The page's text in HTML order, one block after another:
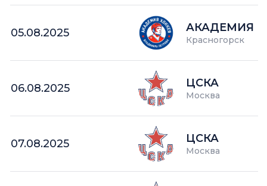
05.08.2025 АКАДЕМИЯ
Красногорск
06.08.2025 ЦСКА
Москва
07.08.2025 ЦСКА
Москва